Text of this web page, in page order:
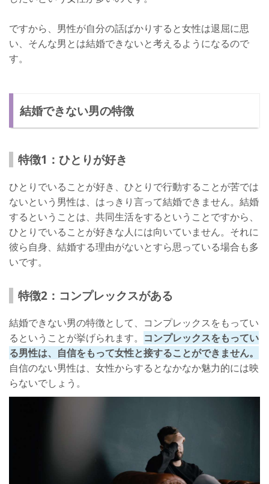
ですから、男性が自分の話ばかりすると女性は退屈に思
い、そんな男とは結婚できないと考えるようになるので
す。
結婚できない男の特徴
特徴1：ひとりが好き
ひとりでいることが好き、ひとりで行動することが苦では
ないという男性は、はっきり言って結婚できません。結婚
するということは、共同生活をするということですから、
ひとりでいることが好きな人には向いていません。それに
彼ら自身、結婚する理由がないとすら思っている場合も多
いです。
特徴2：コンプレックスがある
結婚できない男の特徴として、コンプレックスをもってい
るということが挙げられます。 コンプレックスをもってい
る男性は、自信をもって女性と接することができません。
自信のない男性は、女性からするとなかなか魅力的には映
らないでしょう。